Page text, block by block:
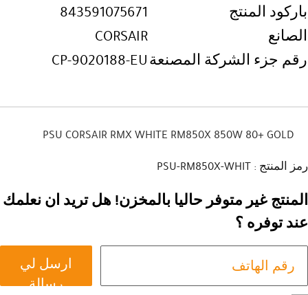
باركود المنتج
843591075671
الصانع
CORSAIR
رقم جزء الشركة المصنعةCP-9020188-EU
PSU CORSAIR RMX WHITE RM850X 850W 80+ GOLD
رمز المنتج : PSU-RM850X-WHIT
المنتج غير متوفر حاليا بالمخزن! هل تريد ان نعلمك
عند توفره ؟
ارسل لي
رسالة